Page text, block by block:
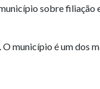
sobre filiação
município é um dos